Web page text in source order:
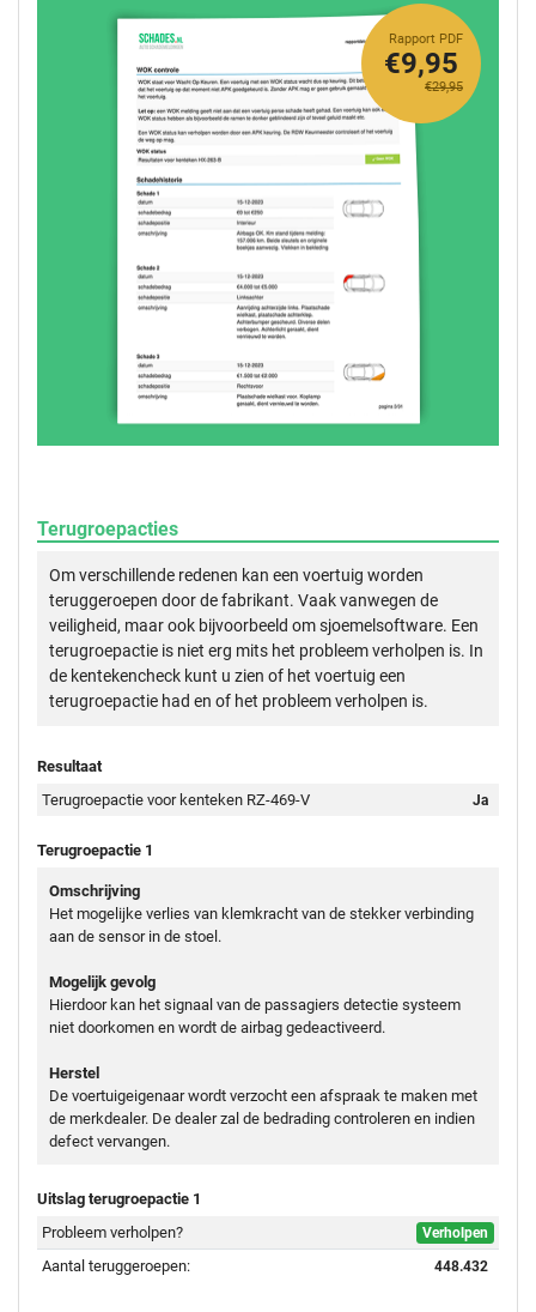
Rapport PDF
€29,95
€9,95
Terugroepacties
Om verschillende redenen kan een voertuig worden
teruggeroepen door de fabrikant. Vaak vanwegen de
veiligheid, maar ook bijvoorbeeld om sjoemelsoftware. Een
terugroepactie is niet erg mits het probleem verholpen is. In
de kentekencheck kunt u zien of het voertuig een
terugroepactie had en of het probleem verholpen is.
Resultaat
Terugroepactie voor kenteken RZ-469-V
Ja
Terugroepactie 1
Omschrijving
Het mogelijke verlies van klemkracht van de stekker verbinding
aan de sensor in de stoel.
Mogelijk gevolg
Hierdoor kan het signaal van de passagiers detectie systeem
niet doorkomen en wordt de airbag gedeactiveerd.
Herstel
De voertuigeigenaar wordt verzocht een afspraak te maken met
de merkdealer. De dealer zal de bedrading controleren en indien
defect vervangen.
Uitslag terugroepactie 1
Probleem verholpen?
Verholpen
Aantal teruggeroepen: 448.432